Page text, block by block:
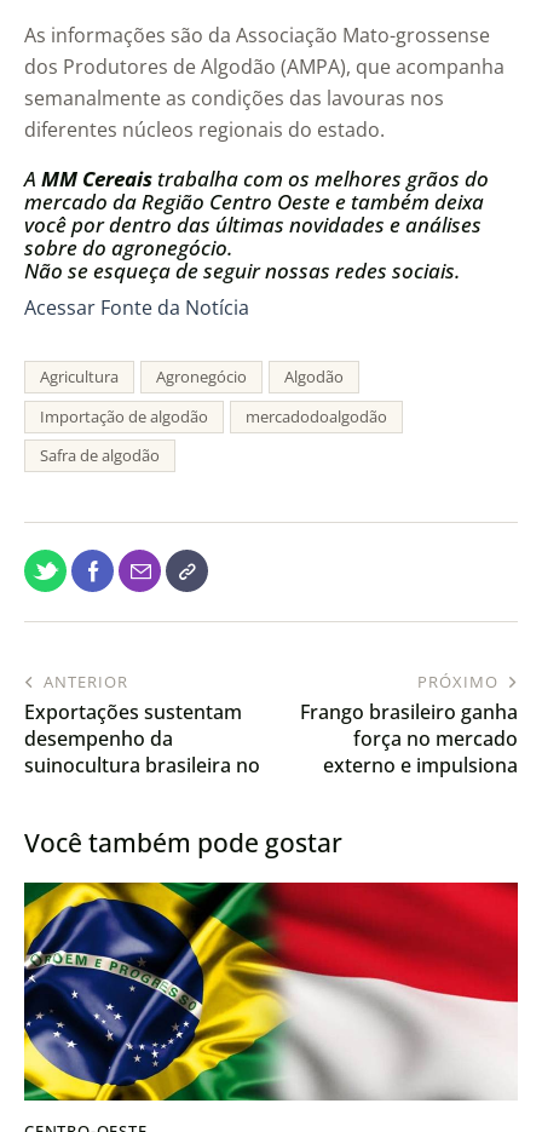
As informações são da Associação Mato-grossense
dos Produtores de Algodão (AMPA), que acompanha
semanalmente as condições das lavouras nos
diferentes núcleos regionais do estado.
A MM Cereais trabalha com os melhores grãos do
mercado da Região Centro Oeste e também deixa
você por dentro das últimas novidades e análises
sobre do agronegócio.
Não se esqueça de seguir nossas redes sociais.
Acessar Fonte da Notícia
Agricultura Agronegócio
Algodão
Importação de algodão
mercadodoalgodão
Safra de algodão
ANTERIOR
Exportações sustentam
desempenho da
suinocultura brasileira no
PRÓXIMO
Frango brasileiro ganha
força no mercado
externo e impulsiona
Você também pode gostar